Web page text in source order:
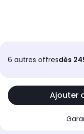
6 autres offresdès
Ajouter